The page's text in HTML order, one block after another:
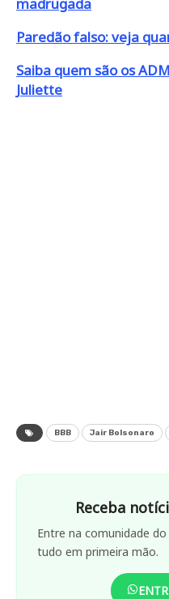
Paredão falso: veja
Saiba quem são os
Juliette
BBB Jair Bolsonaro
Receba
Entre na comunidade
tudo em primeira mão.